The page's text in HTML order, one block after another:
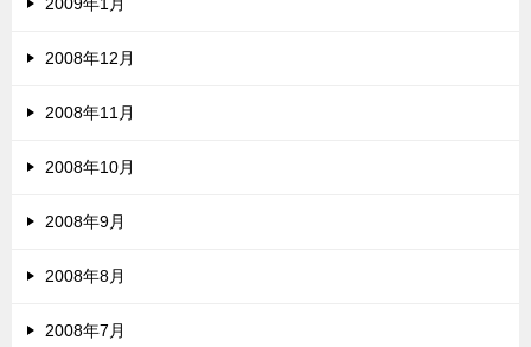
2008年12月
2008年11月
2008年10月
2008年9月
2008年8月
2008年7月